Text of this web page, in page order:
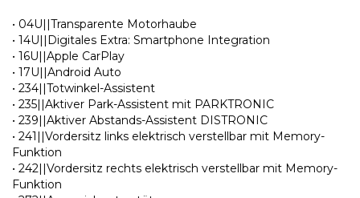
• 04U||Transparente Motorhaube
• 14U||Digitales Extra: Smartphone Integration
• 16U||Apple CarPlay
• 17U||Android Auto
• 234||Totwinkel-Assistent
• 235||Aktiver Park-Assistent mit PARKTRONIC
• 239||Aktiver Abstands-Assistent DISTRONIC
• 241||Vordersitz links elektrisch verstellbar mit Memory-
Funktion
• 242||Vordersitz rechts elektrisch verstellbar mit Memory-
Funktion